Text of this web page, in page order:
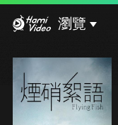
瀏覽